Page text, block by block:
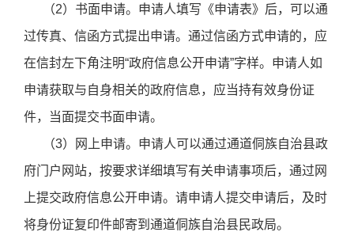
（2）书面申请。申请人填写《申请表》后，可以通
过传真、信函方式提出申请。通过信函方式申请的，应
在信封左下角注明“政府信息公开申请”字样。申请人如
申请获取与自身相关的政府信息，应当持有效身份证
件，当面提交书面申请。
（3）网上申请。申请人可以通过通道侗族自治县政
府门户网站，按要求详细填写有关申请事项后，通过网
上提交政府信息公开申请。请申请人提交申请后，及时
将身份证复印件邮寄到通道侗族自治县民政局。